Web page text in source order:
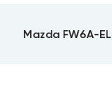
Mazda FW6A-EL